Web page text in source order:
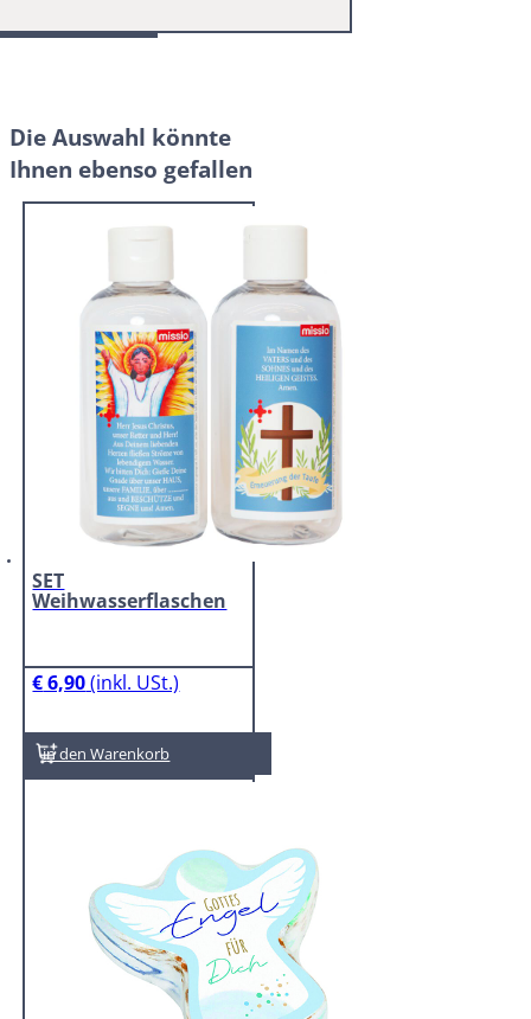
Die Auswahl könnte
Ihnen ebenso gefallen
SET
Weihwasserflaschen
€6,90
In den Warenkorb